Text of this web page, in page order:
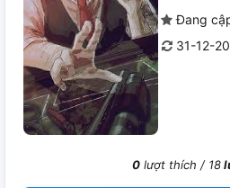
Đang
31-12-
0lượt thích / 18